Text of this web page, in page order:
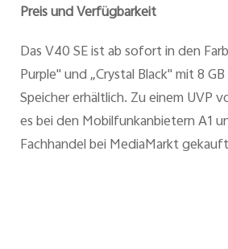
Preis und Verfügbarkeit
Das V40 SE ist ab sofort in den
Purple" und „Crystal Black" mit 8
Speicher erhältlich. Zu einem UVP
es bei den Mobilfunkanbietern A1
Fachhandel bei MediaMarkt